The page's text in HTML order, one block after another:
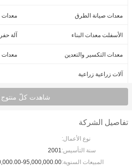
معدات صيانة الطرق معدات
الأسفلت معدات البناء آلة
معدات التكسير والتعدين معدات
آلات زراعية زراعية
شاهدت كلّ منتوج
تفاصيل الشركة
نوع الأعمال:
سنة التأسيس:2001
المبيعات السنوية:95,000,000.00